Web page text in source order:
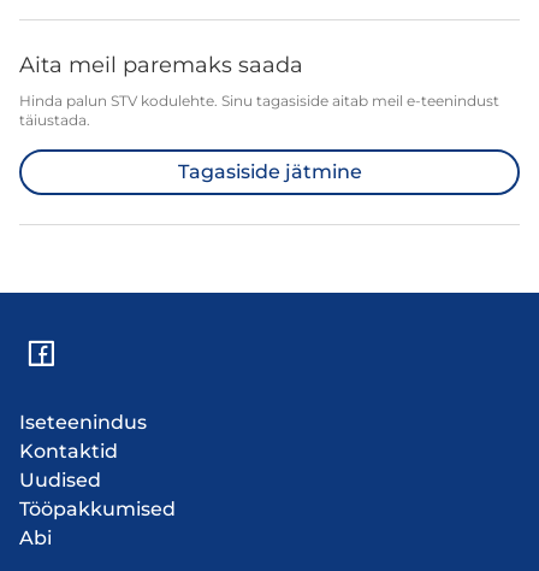
Aita meil paremaks saada
Hinda palun STV kodulehte. Sinu tagasiside aitab meil e-teenindust
täiustada.
Tagasiside jätmine
Iseteenindus
Kontaktid
Uudised
Tööpakkumised
Abi